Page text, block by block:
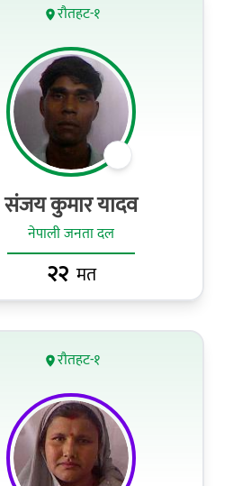
रौतहट-१
संजय कुमार यादव
नेपाली जनता दल
२२ मत
रौतहट-१